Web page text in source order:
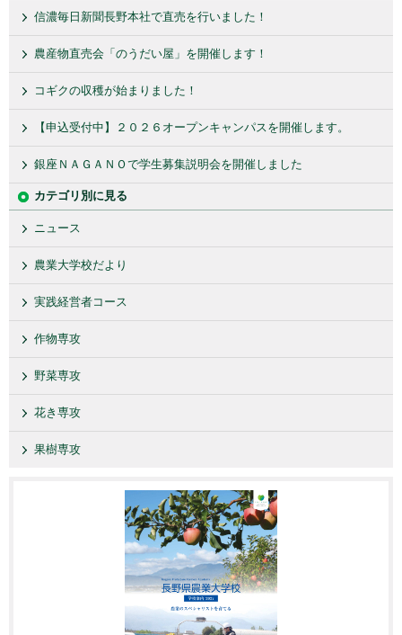
信濃毎日新聞長野本社で直売を行いました！
農産物直売会「のうだい屋」を開催します！
コギクの収穫が始まりました！
【申込受付中】２０２６オープンキャンパスを開催します。
銀座ＮＡＧＡＮＯで学生募集説明会を開催しました
カテゴリ別に見る
ニュース
農業大学校だより
実践経営者コース
作物専攻
野菜専攻
花き専攻
果樹専攻